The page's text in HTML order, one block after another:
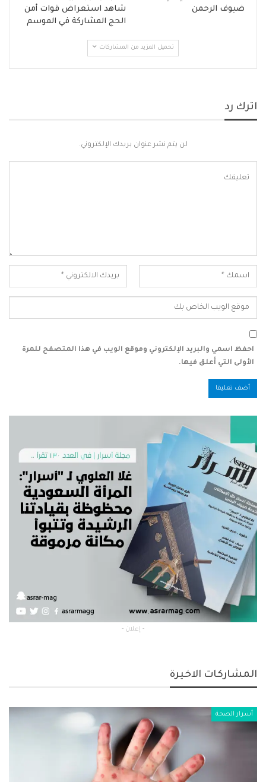
ضيوف الرحمن
شاهد استعراض قوات أمن
الحج المشاركة في الموسم
تحميل المزيد من المشاركات
اترك رد
لن يتم نشر عنوان بريدك الإلكتروني.
احفظ اسمي والبريد الإلكتروني وموقع الويب في هذا المتصفح للمرة
الأولى التي أعلق فيها.
- إعلان -
المشاركات الاخيرة
أسرار الصحة